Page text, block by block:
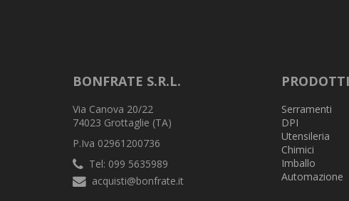
BONFRATE S.R.L.
Via Canova 20/22
74023 Grottaglie (TA)
P.Iva 02961200736
Tel: 099 5635989
acquisti@bonfrate.it
PRODOTTI
Serramenti
DPI
Utensileria
Chimici
Imballo
Automazione